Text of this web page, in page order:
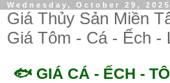
Wednesday, October 29, 2025
Giá Thủy Sản Miền
Giá Tôm - Cá - Ếch
🐟 GIÁ CÁ - ẾCH -